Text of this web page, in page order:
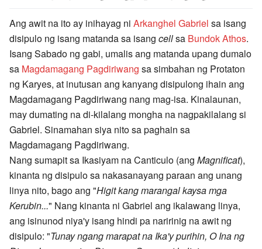
Ang awit na ito ay inihayag ni Arkanghel Gabriel sa isang
disipulo ng isang matanda sa isang cellsa Bundok Athos.
Isang Sabado ng gabi, umalis ang matanda upang dumalo
sa Magdamagang Pagdiriwang sa simbahan ng Protaton
ng Karyes, at inutusan ang kanyang disipulong ihain ang
Magdamagang Pagdiriwang nang mag-isa. Kinalaunan,
may dumating na di-kilalang mongha na nagpakilalang si
Gabriel. Sinamahan siya nito sa paghain sa
Magdamagang Pagdiriwang.
Nang sumapit sa Ikasiyam na Canticulo (ang Magnificat),
kinanta ng disipulo sa nakasanayang paraan ang unang
linya nito, bago ang "Higit kang marangal kaysa mga
Kerubin..." Nang kinanta ni Gabriel ang ikalawang linya,
ang isinunod niya'y isang hindi pa naririnig na awit ng
disipulo: "Tunay ngang marapat na Ika'y purihin, O Ina ng